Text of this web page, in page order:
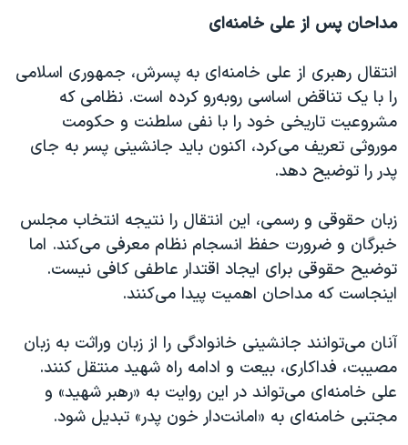
مداحان پس از علی خامنه‌ای
انتقال رهبری از علی خامنه‌ای به پسرش، جمهوری اسلامی
را با یک تناقض اساسی روبه‌رو کرده است. نظامی که
مشروعیت تاریخی خود را با نفی سلطنت و حکومت
موروثی تعریف می‌کرد، اکنون باید جانشینی پسر به جای
پدر را توضیح دهد.
زبان حقوقی و رسمی، این انتقال را نتیجه انتخاب مجلس
خبرگان و ضرورت حفظ انسجام نظام معرفی می‌کند. اما
توضیح حقوقی برای ایجاد اقتدار عاطفی کافی نیست.
اینجاست که مداحان اهمیت پیدا می‌کنند.
آنان می‌توانند جانشینی خانوادگی را از زبان وراثت به زبان
مصیبت، فداکاری، بیعت و ادامه راه شهید منتقل کنند.
علی خامنه‌ای می‌تواند در این روایت به «رهبر شهید» و
مجتبی خامنه‌ای به «امانت‌دار خون پدر» تبدیل شود.